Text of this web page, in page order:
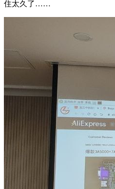
住太久了……